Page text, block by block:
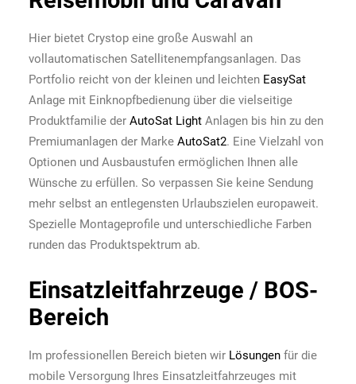
Hier bietet Crystop eine große Auswahl an
vollautomatischen Satellitenempfangsanlagen. Das
Portfolio reicht von der kleinen und leichten EasySat
Anlage mit Einknopfbedienung über die vielseitige
Produktfamilie der AutoSat Light Anlagen bis hin zu den
Premiumanlagen der Marke AutoSat2. Eine Vielzahl von
Optionen und Ausbaustufen ermöglichen Ihnen alle
Wünsche zu erfüllen. So verpassen Sie keine Sendung
mehr selbst an entlegensten Urlaubszielen europaweit.
Spezielle Montageprofile und unterschiedliche Farben
runden das Produktspektrum ab.
Einsatzleitfahrzeuge / BOS-
Bereich
Im professionellen Bereich bieten wir Lösungen für die
mobile Versorgung Ihres Einsatzleitfahrzeuges mit